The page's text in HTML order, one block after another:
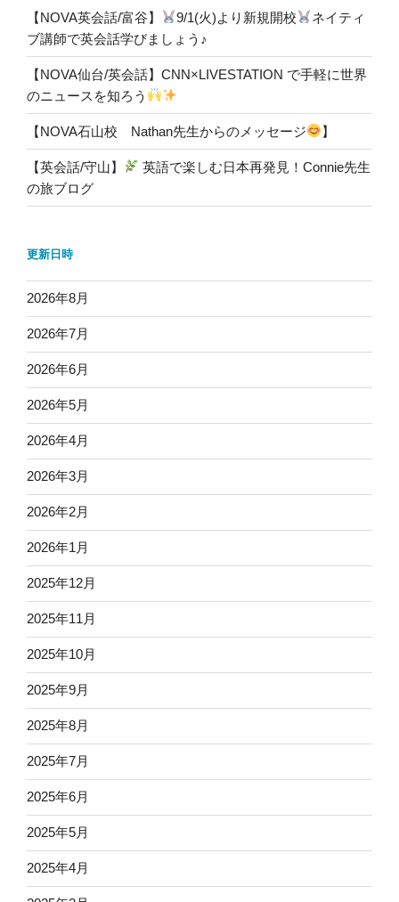
【NOVA英会話/富谷】 9/1(火)より新規開校
ネイティ
ブ講師で英会話学びましょう♪
【NOVA仙台/英会話】CNN×LIVESTATION で手軽に世界
のニュースを知ろう
【NOVA石山校 Nathan先生からのメッセージ 】
【英会話/守山】
英語で楽しむ日本再発見！Connie先生
の旅ブログ
更新日時
2026年8月
2026年7月
2026年6月
2026年5月
2026年4月
2026年3月
2026年2月
2026年1月
2025年12月
2025年11月
2025年10月
2025年9月
2025年8月
2025年7月
2025年6月
2025年5月
2025年4月